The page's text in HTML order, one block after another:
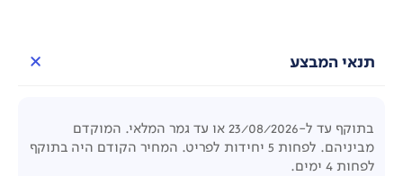
תנאי המבצע
בתוקף עד ל-23/08/2026 או עד גמר המלאי. המוקדם
מביניהם. לפחות 5 יחידות לפריט. המחיר הקודם היה בתוקף
לפחות 4 ימים.